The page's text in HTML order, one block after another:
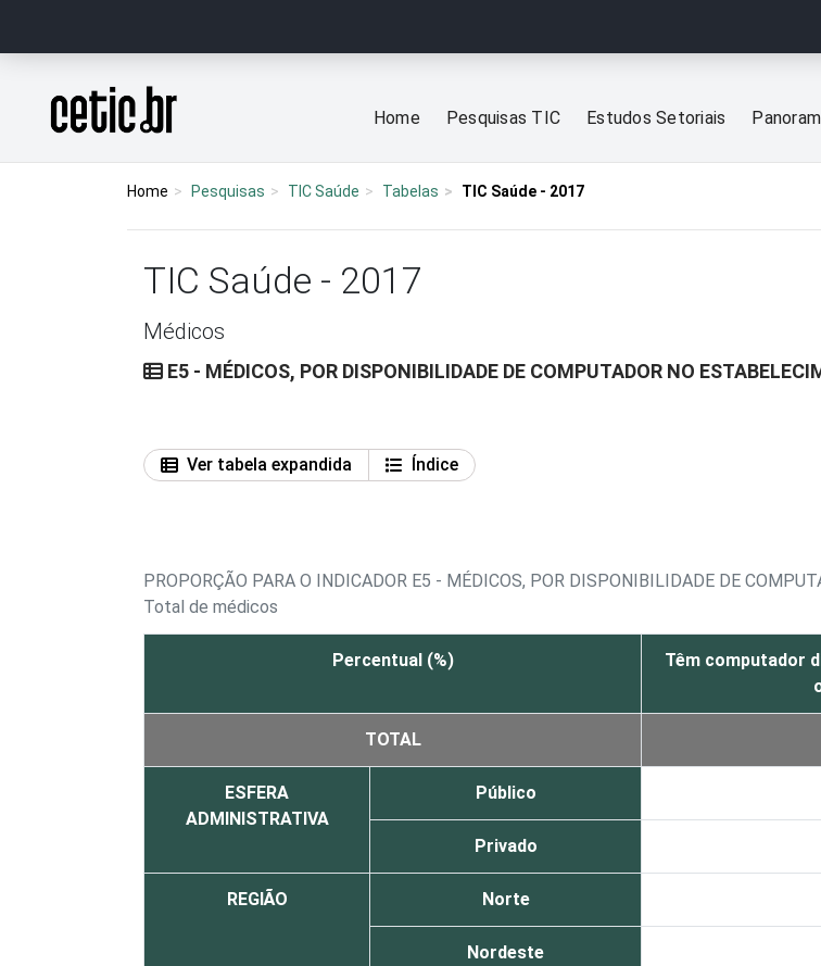
Página inicial
Home Pesquisas TIC Estudos Setoriais
Home Pesquisas TIC Saúde Tabelas TIC Saúde - 2017
TIC Saúde - 2017
Médicos
E5 - MÉDICOS, POR DISPONIBILIDADE DE COMPUTADOR NO
Ver tabela expandida
Índice
PROPORÇÃO PARA O INDICADOR E5 - MÉDICOS, POR DISPONIBILIDADE DE
Total de médicos
Percentual (%)
Têm computador
TOTAL
ESFERA
ADMINISTRATIVA
Público
Privado
REGIÃO Norte
Nordeste